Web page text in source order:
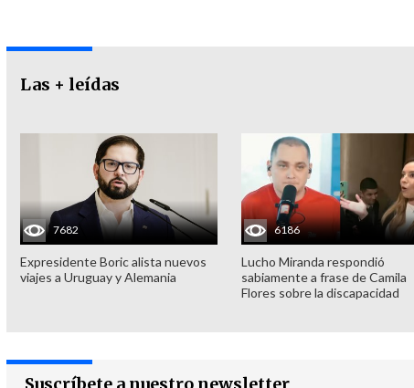
Las + leídas
7682
Expresidente Boric alista nuevos
viajes a Uruguay y Alemania
6186
Lucho Miranda respondió
sabiamente a frase de Camila
Flores sobre la discapacidad